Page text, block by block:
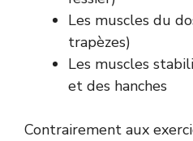
Les muscles du
trapèzes)
Les muscles
et des hanches
Contrairement aux